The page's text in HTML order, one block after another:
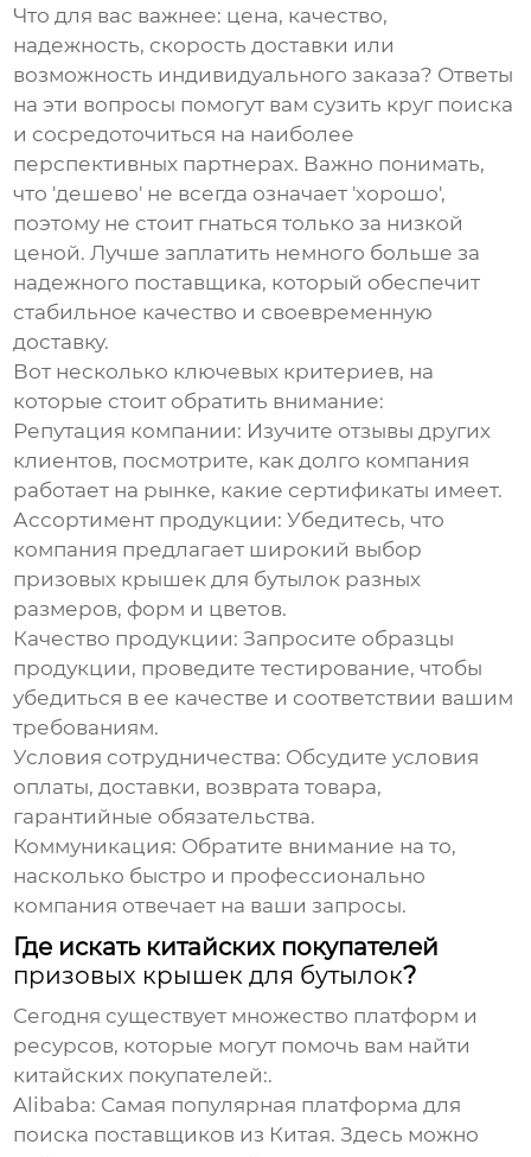
Что для вас важнее: цена, качество,
надежность, скорость доставки или
возможность индивидуального заказа? Ответы
на эти вопросы помогут вам сузить круг поиска
и сосредоточиться на наиболее
перспективных партнерах. Важно понимать,
что 'дешево' не всегда означает 'хорошо',
поэтому не стоит гнаться только за низкой
ценой. Лучше заплатить немного больше за
надежного поставщика, который обеспечит
стабильное качество и своевременную
доставку.
Вот несколько ключевых критериев, на
которые стоит обратить внимание:
Репутация компании: Изучите отзывы других
клиентов, посмотрите, как долго компания
работает на рынке, какие сертификаты имеет.
Ассортимент продукции: Убедитесь, что
компания предлагает широкий выбор
призовых крышек для бутылок разных
размеров, форм и цветов.
Качество продукции: Запросите образцы
продукции, проведите тестирование, чтобы
убедиться в ее качестве и соответствии вашим
требованиям.
Условия сотрудничества: Обсудите условия
оплаты, доставки, возврата товара,
гарантийные обязательства.
Коммуникация: Обратите внимание на то,
насколько быстро и профессионально
компания отвечает на ваши запросы.
Где искать китайских покупателей
призовых крышек для бутылок?
Сегодня существует множество платформ и
ресурсов, которые могут помочь вам найти
китайских покупателей:.
Alibaba: Самая популярная платформа для
поиска поставщиков из Китая. Здесь можно